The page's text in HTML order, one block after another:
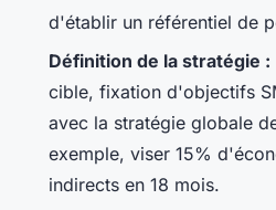
d'établir un référentiel de
Définition de la stratégie :
cible, fixation d'objectifs
avec la stratégie globale
exemple, viser 15%
indirects en 18 mois.